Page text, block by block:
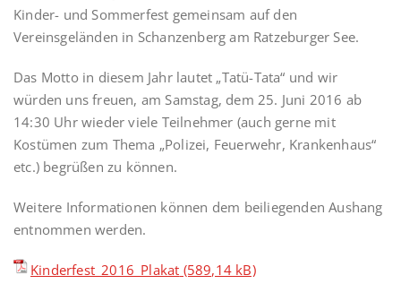
Kinder- und Sommerfest gemeinsam auf den
Vereinsgeländen in Schanzenberg am Ratzeburger See.
Das Motto in diesem Jahr lautet „Tatü-Tata“ und wir
würden uns freuen, am Samstag, dem 25. Juni 2016 ab
14:30 Uhr wieder viele Teilnehmer (auch gerne mit
Kostümen zum Thema „Polizei, Feuerwehr, Krankenhaus“
etc.) begrüßen zu können.
Weitere Informationen können dem beiliegenden Aushang
entnommen werden.
Kinderfest_2016_Plakat